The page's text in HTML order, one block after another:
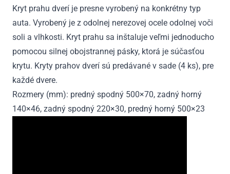
Kryt prahu dverí je presne vyrobený na konkrétny typ
auta. Vyrobený je z odolnej nerezovej ocele odolnej voči
soli a vlhkosti. Kryt prahu sa inštaluje veľmi jednoducho
pomocou silnej obojstrannej pásky, ktorá je súčasťou
krytu. Kryty prahov dverí sú predávané v sade (4 ks), pre
každé dvere.
Rozmery (mm): predný spodný 500×70, zadný horný
140×46, zadný spodný 220×30, predný horný 500×23